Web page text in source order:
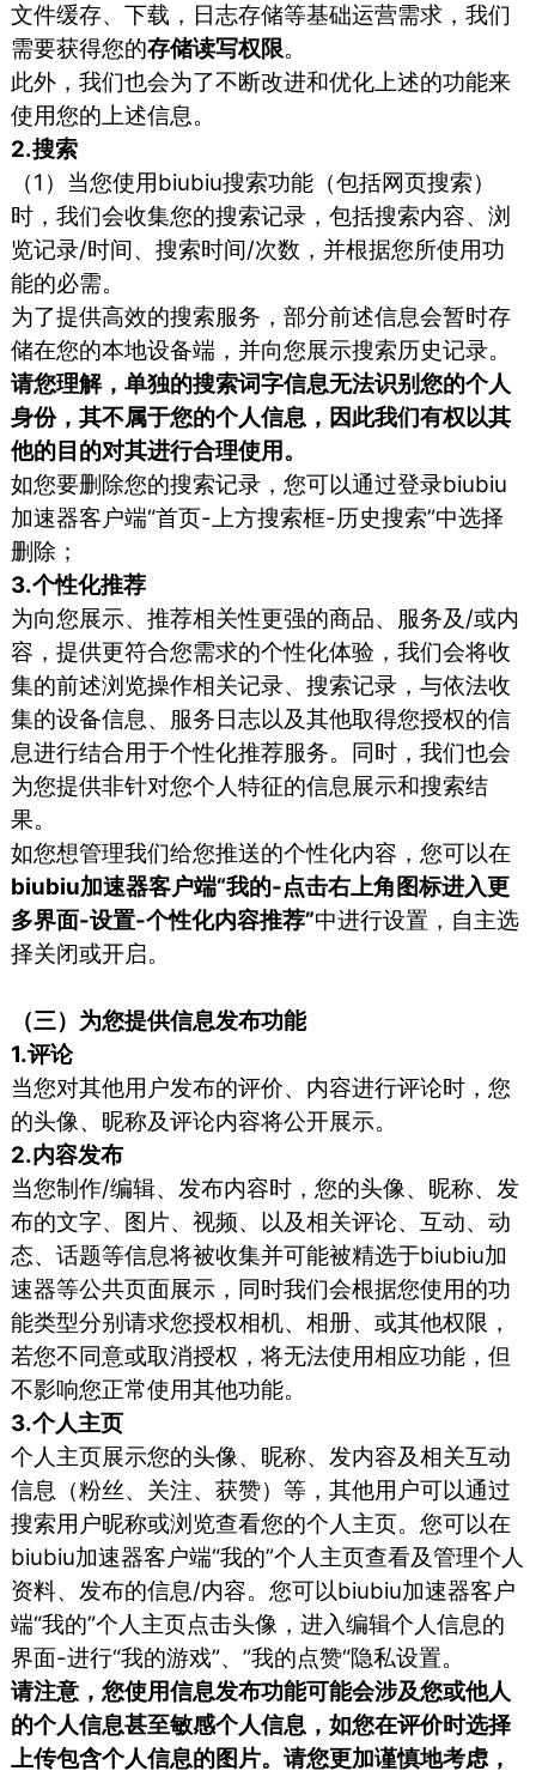
文件缓存、下载，日志存储等基础运营需求，我们
需要获得您的存储读写权限。
此外，我们也会为了不断改进和优化上述的功能来
使用您的上述信息。
2.搜索
（1）当您使用biubiu搜索功能（包括网页搜索）
时，我们会收集您的搜索记录，包括搜索内容、浏
览记录/时间、搜索时间/次数，并根据您所使用功
能的必需。
为了提供高效的搜索服务，部分前述信息会暂时存
储在您的本地设备端，并向您展示搜索历史记录。
请您理解，单独的搜索词字信息无法识别您的个人
身份，其不属于您的个人信息，因此我们有权以其
他的目的对其进行合理使用。
如您要删除您的搜索记录，您可以通过登录biubiu
加速器客户端“首页-上方搜索框-历史搜索”中选择
删除；
3.个性化推荐
为向您展示、推荐相关性更强的商品、服务及/或内
容，提供更符合您需求的个性化体验，我们会将收
集的前述浏览操作相关记录、搜索记录，与依法收
集的设备信息、服务日志以及其他取得您授权的信
息进行结合用于个性化推荐服务。同时，我们也会
为您提供非针对您个人特征的信息展示和搜索结
果。
如您想管理我们给您推送的个性化内容，您可以在
biubiu加速器客户端“我的-点击右上角图标进入更
多界面-设置-个性化内容推荐”中进行设置，自主选
择关闭或开启。
（三）为您提供信息发布功能
1.评论
当您对其他用户发布的评价、内容进行评论时，您
的头像、昵称及评论内容将公开展示。
2.内容发布
当您制作/编辑、发布内容时，您的头像、昵称、发
布的文字、图片、视频、以及相关评论、互动、动
态、话题等信息将被收集并可能被精选于biubiu加
速器等公共页面展示，同时我们会根据您使用的功
能类型分别请求您授权相机、相册、或其他权限，
若您不同意或取消授权，将无法使用相应功能，但
不影响您正常使用其他功能。
3.个人主页
个人主页展示您的头像、昵称、发内容及相关互动
信息（粉丝、关注、获赞）等，其他用户可以通过
搜索用户昵称或浏览查看您的个人主页。您可以在
biubiu加速器客户端“我的”个人主页查看及管理个人
资料、发布的信息/内容。您可以biubiu加速器客户
端“我的”个人主页点击头像，进入编辑个人信息的
界面-进行“我的游戏”、”我的点赞“隐私设置。
请注意，您使用信息发布功能可能会涉及您或他人
的个人信息甚至敏感个人信息，如您在评价时选择
上传包含个人信息的图片。请您更加谨慎地考虑，